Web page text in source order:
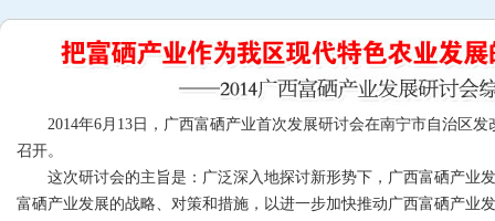
2014年6月13日，广西富硒产业首次发展研讨会在南宁市自治区发
召开。
这次研讨会的主旨是：广泛深入地探讨新形势下，广西富硒产业
富硒产业发展的战略、对策和措施，以进一步加快推动广西富硒产业